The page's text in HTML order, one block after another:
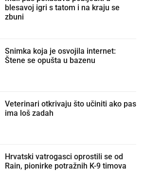
blesavoj igri s tatom i na kraju se
zbuni
Snimka koja je osvojila internet:
Štene se opušta u bazenu
Veterinari otkrivaju što učiniti ako pas
ima loš zadah
Hrvatski vatrogasci oprostili se od
Rain, pionirke potražnih K-9 timova